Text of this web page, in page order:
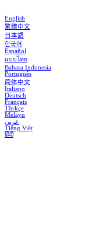
English
繁體中文
日本語
한국어
Español
แบบไทย
Bahasa Indonesia
Português
简体中文
Italiano
Deutsch
Français
Türkçe
Melayu
عربي
Tiếng Việt
हिंदी